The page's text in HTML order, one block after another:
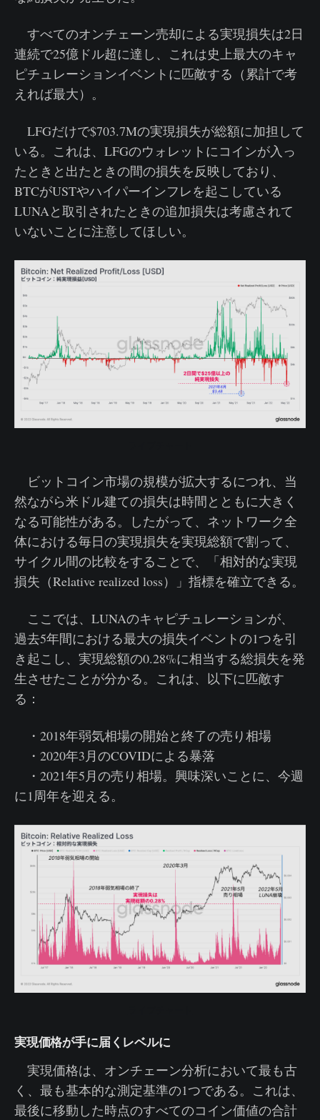
すべてのオンチェーン売却による実現損失は2日
連続で25億ドル超に達し、これは史上最大のキャ
ピチュレーションイベントに匹敵する（累計で考
えれば最大）。
LFGだけで$703.7Mの実現損失が総額に加担して
いる。これは、LFGのウォレットにコインが入っ
たときと出たときの間の損失を反映しており、
BTCがUSTやハイパーインフレを起こしている
LUNAと取引されたときの追加損失は考慮されて
いないことに注意してほしい。
ビットコイン市場の規模が拡大するにつれ、当
然ながら米ドル建ての損失は時間とともに大きく
なる可能性がある。したがって、ネットワーク全
体における毎日の実現損失を実現総額で割って、
サイクル間の比較をすることで、「相対的な実現
損失（Relative realized loss）」指標を確立できる。
ここでは、LUNAのキャピチュレーションが、
過去5年間における最大の損失イベントの1つを引
き起こし、実現総額の0.28%に相当する総損失を発
生させたことが分かる。これは、以下に匹敵す
る：
・2018年弱気相場の開始と終了の売り相場
・2020年3月のCOVIDによる暴落
・2021年5月の売り相場。興味深いことに、今週
に1周年を迎える。
実現価格が手に届くレベルに
実現価格は、オンチェーン分析において最も古
く、最も基本的な測定基準の1つである。これは、
最後に移動した時点のすべてのコイン価値の合計